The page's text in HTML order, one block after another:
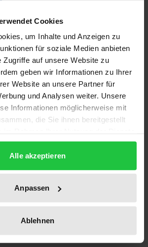
Cookies
um Inhalte und Anzeigen zu
für soziale Medien anbieten
Zugriffe auf unsere Website zu
geben wir Informationen zu Ihrer
Website an unsere Partner für
und Analysen weiter. Unsere
Informationen möglicherweise mit
die Sie ihnen bereitgestellt
Alle akzeptieren
Anpassen
Ablehnen
in den §§ 112, 115 SGB V und §
oder mehrere Parteien
und diese Verträge
sein sollen. Diese sog.
– beispielsweise zwischen
Einrichtungsträgern – werden
einer sozial- und
Prüfung unterzogen. Der
staatliche Steuerung mit
des Grundgesetzes
einer Prüfung der
Legitimation der Verbände und
ist.